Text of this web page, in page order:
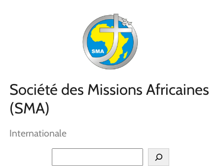
Société des Missions Africaines
(SMA)
Internationale